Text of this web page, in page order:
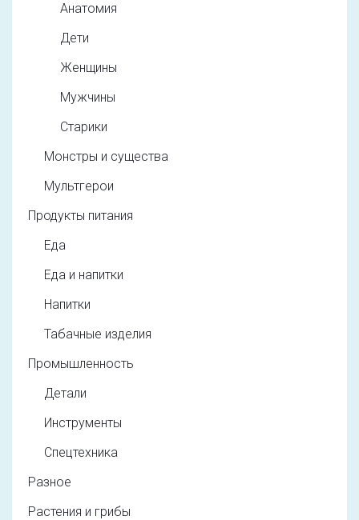
Анатомия
Дети
Женщины
Мужчины
Старики
Монстры и существа
Мультгерои
Продукты питания
Еда
Еда и напитки
Напитки
Табачные изделия
Промышленность
Детали
Инструменты
Спецтехника
Разное
Растения и грибы